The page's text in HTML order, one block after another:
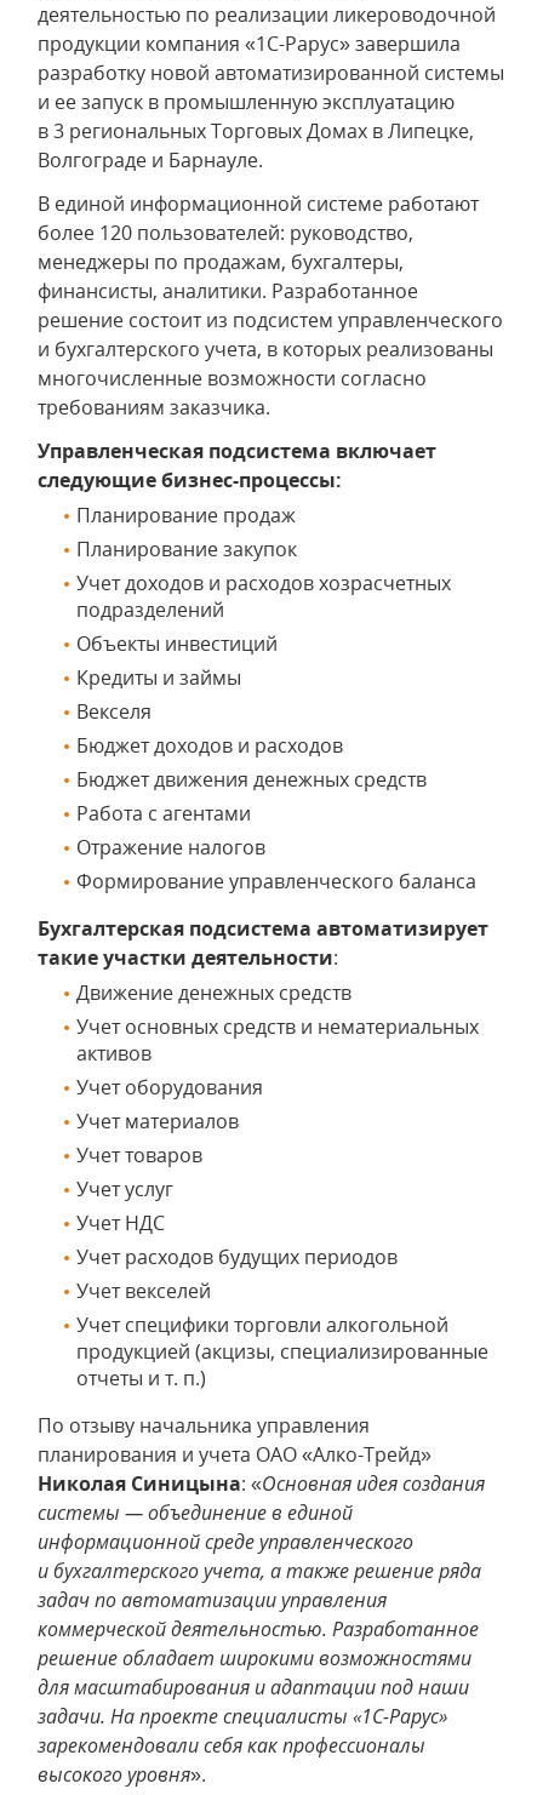
деятельностью по реализации ликероводочной
продукции компания «1С-Рарус» завершила
разработку новой автоматизированной системы
и ее запуск в промышленную эксплуатацию
в 3 региональных Торговых Домах в Липецке,
Волгограде и Барнауле.
В единой информационной системе работают
более 120 пользователей: руководство,
менеджеры по продажам, бухгалтеры,
финансисты, аналитики. Разработанное
решение состоит из подсистем управленческого
и бухгалтерского учета, в которых реализованы
многочисленные возможности согласно
требованиям заказчика.
Управленческая подсистема включает
следующие бизнес-процессы:
Планирование продаж
Планирование закупок
Учет доходов и расходов хозрасчетных
подразделений
Объекты инвестиций
Кредиты и займы
Векселя
Бюджет доходов и расходов
Бюджет движения денежных средств
Работа с агентами
Отражение налогов
Формирование управленческого баланса
Бухгалтерская подсистема автоматизирует
такие участки деятельности:
Движение денежных средств
Учет основных средств и нематериальных
активов
Учет оборудования
Учет материалов
Учет товаров
Учет услуг
Учет НДС
Учет расходов будущих периодов
Учет векселей
Учет специфики торговли алкогольной
продукцией (акцизы, специализированные
отчеты и т. п.)
По отзыву начальника управления
планирования и учета ОАО «Алко-Трейд»
Николая Синицына: «Основная идея создания
системы — объединение в единой
информационной среде управленческого
и бухгалтерского учета, а также решение ряда
задач по автоматизации управления
коммерческой деятельностью. Разработанное
решение обладает широкими возможностями
для масштабирования и адаптации под наши
задачи. На проекте специалисты «1С-Рарус»
зарекомендовали себя как профессионалы
высокого уровня».